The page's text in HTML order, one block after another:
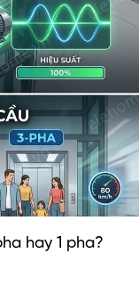
hay 1 pha?